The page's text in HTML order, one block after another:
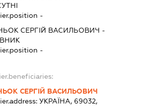
-
СЕРГІЙ ВАСИЛЬОВИЧ -
-
СЕРГІЙ ВАСИЛЬОВИЧ
УКРАЇНА, 69032,